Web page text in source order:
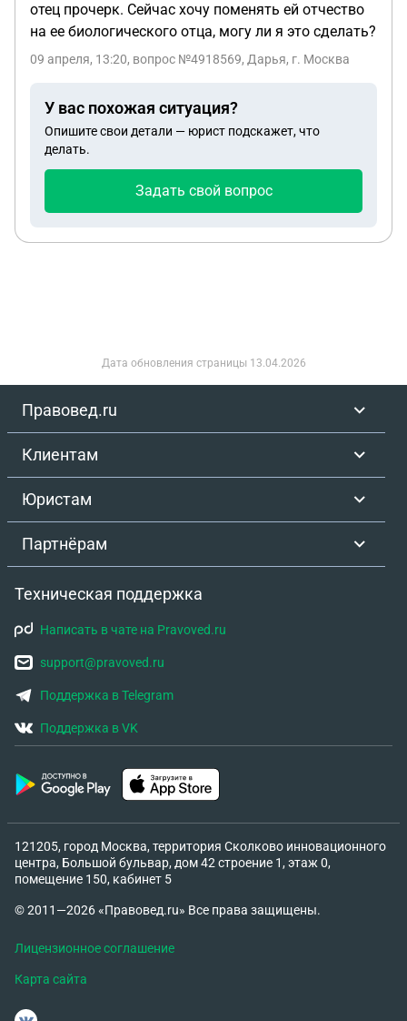
отец прочерк. Сейчас хочу поменять ей отчество
на ее биологического отца, могу ли я это сделать?
09 апреля, 13:20, вопрос №4918569, Дарья, г. Москва
У вас похожая ситуация?
Опишите свои детали — юрист подскажет, что
делать.
Задать свой вопрос
Дата обновления страницы 13.04.2026
Правовед.ru
Клиентам
Юристам
Партнёрам
Техническая поддержка
Написать в чате на Pravoved.ru
support@pravoved.ru
Поддержка в Telegram
Поддержка в VK
121205, город Москва, территория Сколково инновационного
центра, Большой бульвар, дом 42 строение 1, этаж 0,
помещение 150, кабинет 5
© 2011—2026 «Правовед.ru» Все права защищены.
Лицензионное соглашение
Карта сайта